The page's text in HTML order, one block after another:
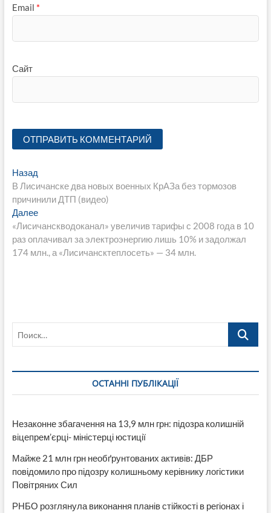
Email *
Сайт
Навигация
по
записям
НазадПредыдущая
запись:
В Лисичанске два новых военных КрАЗа без тормозов
причинили ДТП (видео)
ДалееСледующая
запись:
«Лисичанскводоканал» увеличив тарифы с 2008 года в 10
раз оплачивал за электроэнергию лишь 10% и задолжал
174 млн., а «Лисичансктеплосеть» — 34 млн.
Поиск…
ОСТАННІ ПУБЛІКАЦІЇ
Незаконне збагачення на 13,9 млн грн: підозра колишній
віцепрем’єрці- міністерці юстиції
Майже 21 млн грн необґрунтованих активів: ДБР
повідомило про підозру колишньому керівнику логістики
Повітряних Сил
РНБО розглянула виконання планів стійкості в регіонах і